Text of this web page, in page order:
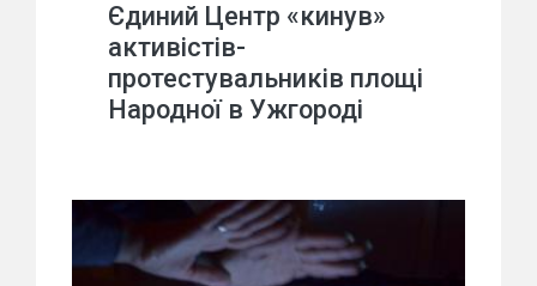
Єдиний Центр «кинув»
активістів-
протестувальників площі
Народної в Ужгороді